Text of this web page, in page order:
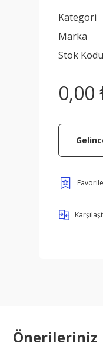
Kategori
Marka
Stok Kodu
0,00
Önerileriniz